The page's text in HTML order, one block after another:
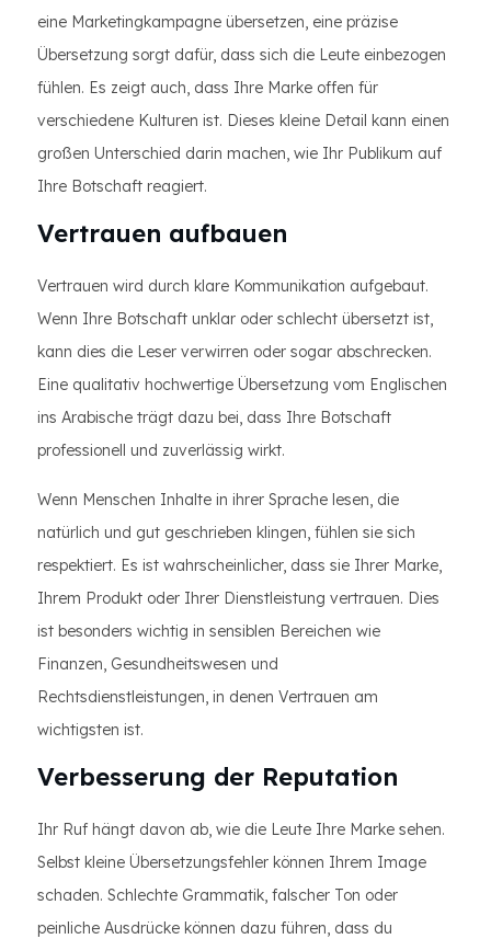
eine Marketingkampagne übersetzen, eine präzise
Übersetzung sorgt dafür, dass sich die Leute einbezogen
fühlen. Es zeigt auch, dass Ihre Marke offen für
verschiedene Kulturen ist. Dieses kleine Detail kann einen
großen Unterschied darin machen, wie Ihr Publikum auf
Ihre Botschaft reagiert.
Vertrauen aufbauen
Vertrauen wird durch klare Kommunikation aufgebaut.
Wenn Ihre Botschaft unklar oder schlecht übersetzt ist,
kann dies die Leser verwirren oder sogar abschrecken.
Eine qualitativ hochwertige Übersetzung vom Englischen
ins Arabische trägt dazu bei, dass Ihre Botschaft
professionell und zuverlässig wirkt.
Wenn Menschen Inhalte in ihrer Sprache lesen, die
natürlich und gut geschrieben klingen, fühlen sie sich
respektiert. Es ist wahrscheinlicher, dass sie Ihrer Marke,
Ihrem Produkt oder Ihrer Dienstleistung vertrauen. Dies
ist besonders wichtig in sensiblen Bereichen wie
Finanzen, Gesundheitswesen und
Rechtsdienstleistungen, in denen Vertrauen am
wichtigsten ist.
Verbesserung der Reputation
Ihr Ruf hängt davon ab, wie die Leute Ihre Marke sehen.
Selbst kleine Übersetzungsfehler können Ihrem Image
schaden. Schlechte Grammatik, falscher Ton oder
peinliche Ausdrücke können dazu führen, dass du